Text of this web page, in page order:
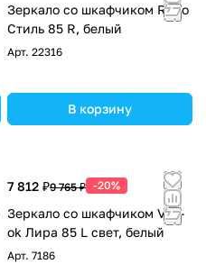
Зеркало со шкафчиком Runo
Стиль 85 R, белый
Арт. 22316
В корзину
7 812 ₽9 765 ₽ -20%
Зеркало со шкафчиком Vod-
ok Лира 85 L свет, белый
Арт. 7186